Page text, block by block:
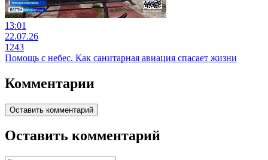
13:01
22.07.26
1243
Помощь с небес. Как санитарная авиация спасает жизни
Комментарии
Оставить комментарий
Оставить комментарий